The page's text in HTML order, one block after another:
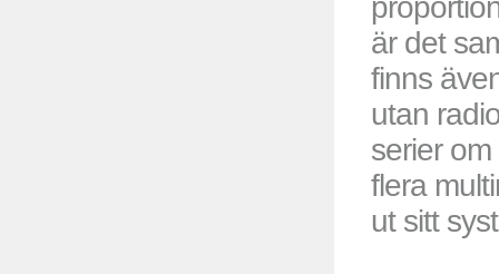
är det
finns
utan
serier
flera
ut sitt